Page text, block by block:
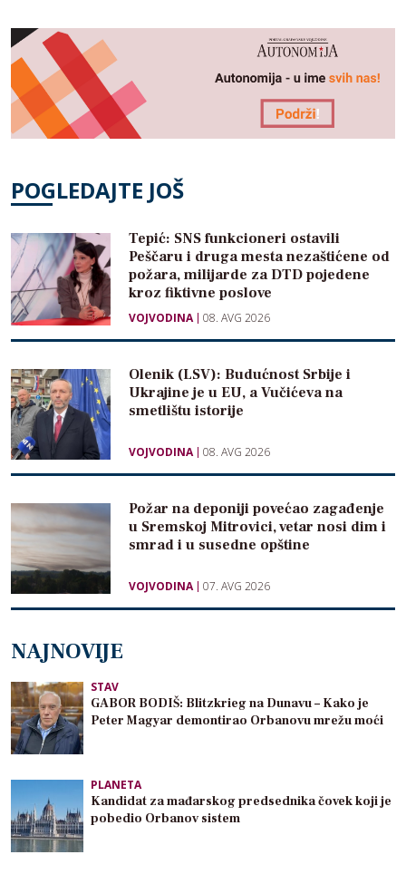
POGLEDAJTE JOŠ
Tepić: SNS funkcioneri ostavili
Peščaru i druga mesta nezaštićene od
požara, milijarde za DTD pojedene
kroz fiktivne poslove
VOJVODINA 08. AVG 2026
Olenik (LSV): Budućnost Srbije i
Ukrajine je u EU, a Vučićeva na
smetlištu istorije
VOJVODINA 08. AVG 2026
Požar na deponiji povećao zagađenje
u Sremskoj Mitrovici, vetar nosi dim i
smrad i u susedne opštine
VOJVODINA 07. AVG 2026
NAJNOVIJE
STAV
GABOR BODIŠ: Blitzkrieg na Dunavu – Kako je
Peter Magyar demontirao Orbanovu mrežu moći
PLANETA
Kandidat za mađarskog predsednika čovek koji je
pobedio Orbanov sistem